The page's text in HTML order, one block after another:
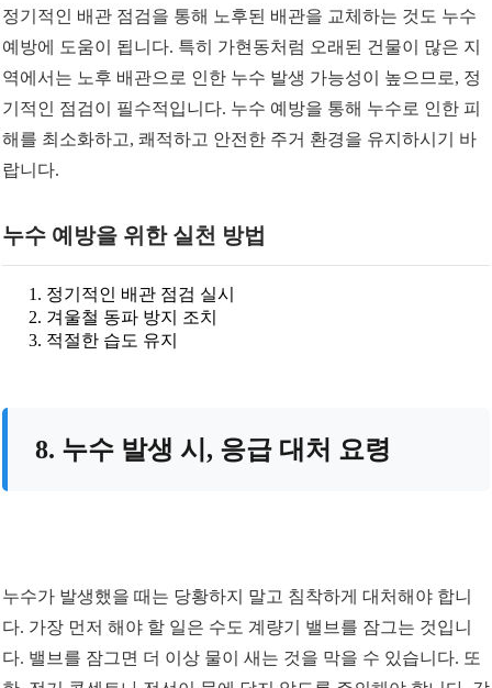
정기적인 배관 점검을 통해 노후된 배관을 교체하는 것도 누수
예방에 도움이 됩니다. 특히 가현동처럼 오래된 건물이 많은 지
역에서는 노후 배관으로 인한 누수 발생 가능성이 높으므로, 정
기적인 점검이 필수적입니다. 누수 예방을 통해 누수로 인한 피
해를 최소화하고, 쾌적하고 안전한 주거 환경을 유지하시기 바
랍니다.
누수 예방을 위한 실천 방법
정기적인 배관 점검 실시
겨울철 동파 방지 조치
적절한 습도 유지
8. 누수 발생 시, 응급 대처 요령
누수가 발생했을 때는 당황하지 말고 침착하게 대처해야 합니
다. 가장 먼저 해야 할 일은 수도 계량기 밸브를 잠그는 것입니
다. 밸브를 잠그면 더 이상 물이 새는 것을 막을 수 있습니다. 또